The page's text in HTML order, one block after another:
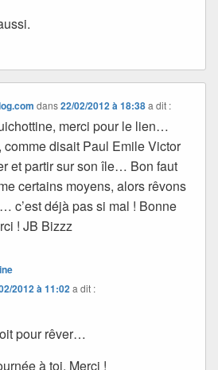
dans22/02/2012 à 18:38 a dit :
merci pour le lien…
comme disait Paul Emile Victor
et partir sur son île… Bon faut
certains moyens, alors rêvons
c’est déjà pas si mal ! Bonne
! JB Bizzz
2012 à 11:02a dit :
pour rêver…
à toi. Merci !